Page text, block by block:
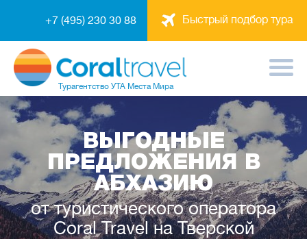
Быстрый подбор тура
+7 (495) 230 30 88
Турагентство УТА Места Мира
ВЫГОДНЫЕ
ПРЕДЛОЖЕНИЯ В
АБХАЗИЮ
от туристического оператора
Coral Travel на Тверской